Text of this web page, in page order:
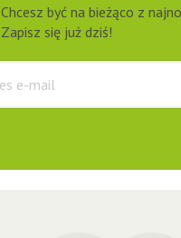
Chcesz być na bieżąco z
Zapisz się już dziś!